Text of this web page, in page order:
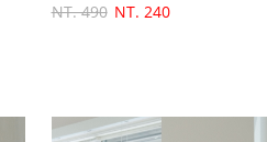
NT. 490 NT. 240